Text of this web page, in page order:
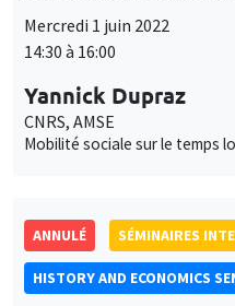
Mercredi 1 juin 2022
14:30 à 16:00
Yannick Dupraz
CNRS, AMSE
Mobilité sociale sur le temps
ANNULÉ SÉMINAIRES
HISTORY AND ECONOMICS